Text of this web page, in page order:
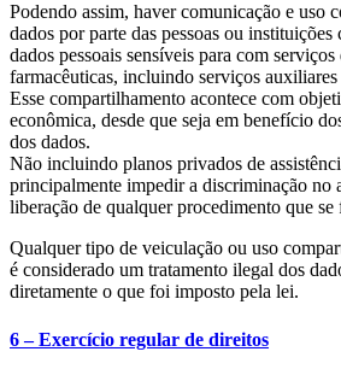
Podendo assim, haver comunicação e uso
dados por parte das pessoas ou instituições
dados pessoais sensíveis para com serviços
farmacêuticas, incluindo serviços auxiliares
Esse compartilhamento acontece com
econômica, desde que seja em benefício
dos dados.
Não incluindo planos privados de
principalmente impedir a discriminação no
liberação de qualquer procedimento que se
Qualquer tipo de veiculação ou uso
é considerado um tratamento ilegal dos
diretamente o que foi imposto pela lei.
6 – Exercício regular de direitos